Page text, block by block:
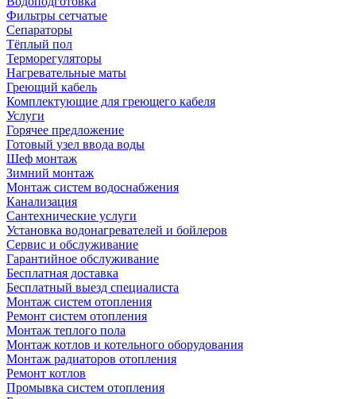
Фильтры сетчатые
Сепараторы
Тёплый пол
Терморегуляторы
Нагревательные маты
Греющий кабель
Комплектующие для греющего кабеля
Услуги
Горячее предложение
Готовый узел ввода воды
Шеф монтаж
Зимний монтаж
Монтаж систем водоснабжения
Канализация
Сантехнические услуги
Установка водонагревателей и бойлеров
Сервис и обслуживание
Гарантийное обслуживание
Бесплатная доставка
Бесплатный выезд специалиста
Монтаж систем отопления
Ремонт систем отопления
Монтаж теплого пола
Монтаж котлов и котельного оборудования
Монтаж радиаторов отопления
Ремонт котлов
Промывка систем отопления